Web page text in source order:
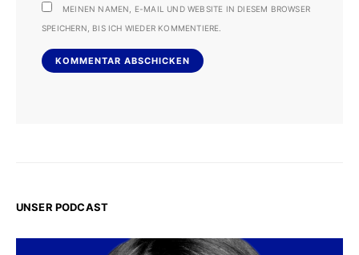
MEINEN NAMEN, E-MAIL UND WEBSITE IN DIESEM BROWSER
SPEICHERN, BIS ICH WIEDER KOMMENTIERE.
UNSER PODCAST